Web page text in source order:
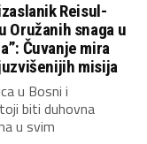
Reisul-
Oružanih snaga u
Čuvanje mira
misija
u Bosni i
biti duhovna
u svim